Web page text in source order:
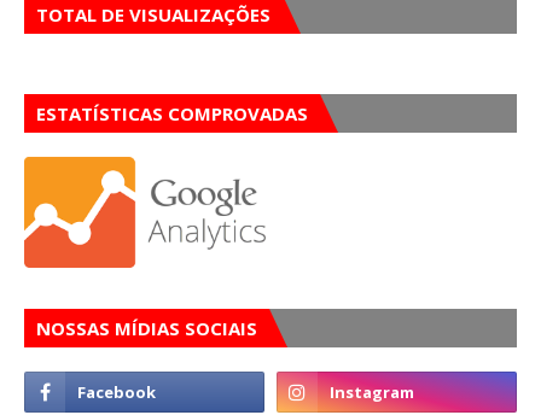
TOTAL DE VISUALIZAÇÕES
ESTATÍSTICAS COMPROVADAS
NOSSAS MÍDIAS SOCIAIS